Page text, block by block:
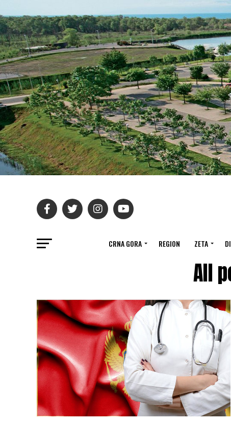
CRNA GORA REGION ZETA
All